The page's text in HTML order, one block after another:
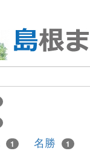
1 名勝 1